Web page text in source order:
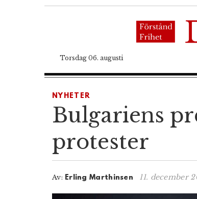
Torsdag 06. augusti
NYHETER
Bulgariens
protester
Av: Erling Marthinsen 11. december